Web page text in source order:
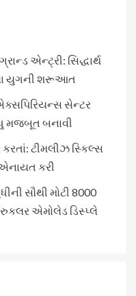
એન્ટ્રી: સિદ્ધાર્થ
યુગની શરૂઆત
સેન્ટર
મજબૂત બનાવી
ટીમલીઝ સ્કિલ્સ
એનાયત કરી
સૌથી મોટી 8000
એમોલેડ ડિસ્પ્લે